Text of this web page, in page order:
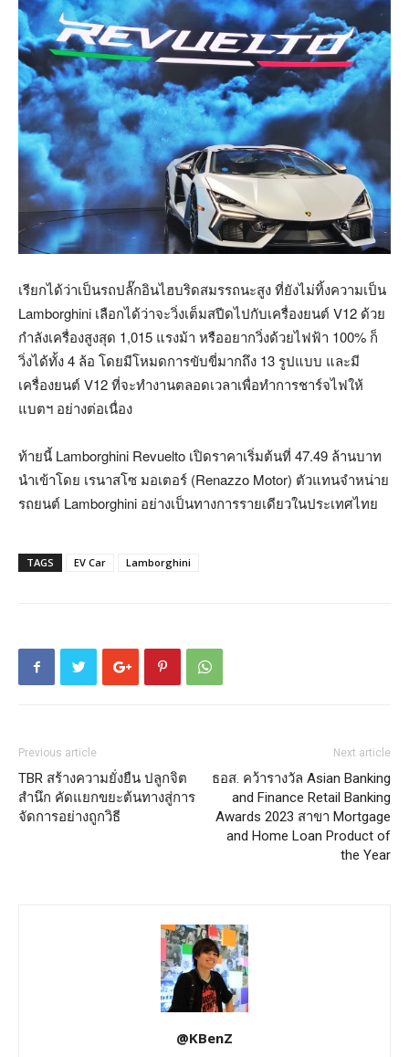
เรียกได้ว่าเป็นรถปลั๊กอินไฮบริดสมรรถนะสูง ที่ยังไม่ทิ้งความเป็น
Lamborghini เลือกได้ว่าจะวิ่งเต็มสปีดไปกับเครื่องยนต์ V12 ด้วย
กำลังเครื่องสูงสุด 1,015 แรงม้า หรืออยากวิ่งด้วยไฟฟ้า 100% ก็
วิ่งได้ทั้ง 4 ล้อ โดยมีโหมดการขับขี่มากถึง 13 รูปแบบ และมี
เครื่องยนต์ V12 ที่จะทำงานตลอดเวลาเพื่อทำการชาร์จไฟให้
แบตฯ อย่างต่อเนื่อง
ท้ายนี้ Lamborghini Revuelto เปิดราคาเริ่มต้นที่ 47.49 ล้านบาท
นำเข้าโดย เรนาสโซ มอเตอร์ (Renazzo Motor) ตัวแทนจำหน่าย
รถยนต์ Lamborghini อย่างเป็นทางการรายเดียวในประเทศไทย
TAGS EV Car Lamborghini
Previous article
TBR สร้างความยั่งยืน ปลูกจิต
สำนึก คัดแยกขยะต้นทางสู่การ
จัดการอย่างถูกวิธี
Next article
ธอส. คว้ารางวัล Asian Banking
and Finance Retail Banking
Awards 2023 สาขา Mortgage
and Home Loan Product of
the Year
@KBenZ